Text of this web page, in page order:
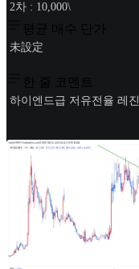
2차 : 10,000\
평균 매수 단가
未設定
한 줄 코멘트
하이엔드급 저유전율 레